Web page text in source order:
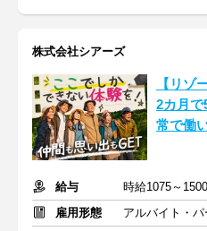
株式会社シアーズ
【リゾ
2カ月
常で働
給与
時給1075～
雇用形態
アルバイト・パ